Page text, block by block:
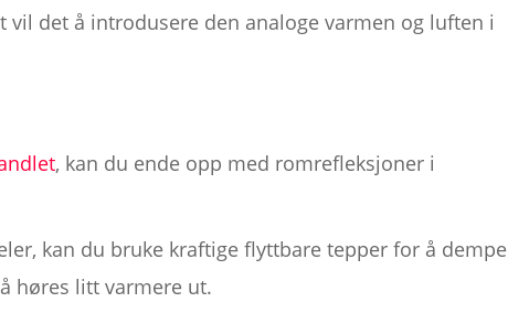
vil det å introdusere den analoge varmen og luften i
, kan du ende opp med romrefleksjoner i
kan du bruke kraftige flyttbare tepper for å dempe
høres litt varmere ut.